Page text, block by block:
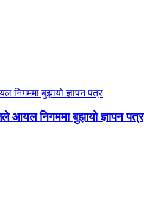
आयल निगममा बुझायो ज्ञापन पत्र